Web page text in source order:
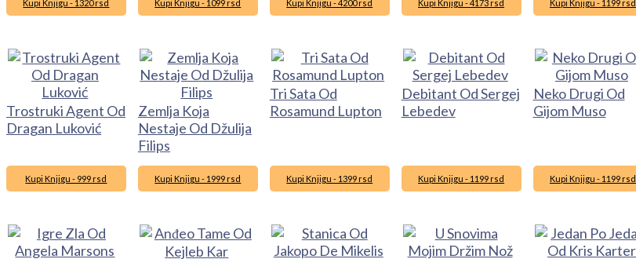
Kupi Knjigu - 1320 rsd
Trostruki Agent Od
Dragan Luković
Kupi Knjigu - 1099 rsd
Zemlja Koja
Nestaje Od Džulija
Filips
Kupi Knjigu - 4200 rsd
Tri Sata Od
Rosamund Lupton
Kupi Knjigu - 4173 rsd
Debitant Od Sergej
Lebedev
Kupi Knjigu - 1199 rsd
Neko Drugi Od
Gijom Muso
Kupi Knjigu - 999 rsd Kupi Knjigu - 1999 rsd Kupi Knjigu - 1399 rsd Kupi Knjigu - 1199 rsd Kupi Knjigu - 1199 rsd